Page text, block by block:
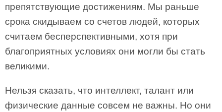
препятствующие достижениям. Мы раньше
срока скидываем со счетов людей, которых
считаем бесперспективными, хотя при
благоприятных условиях они могли бы стать
великими.
Нельзя сказать, что интеллект, талант или
физические данные совсем не важны. Но они